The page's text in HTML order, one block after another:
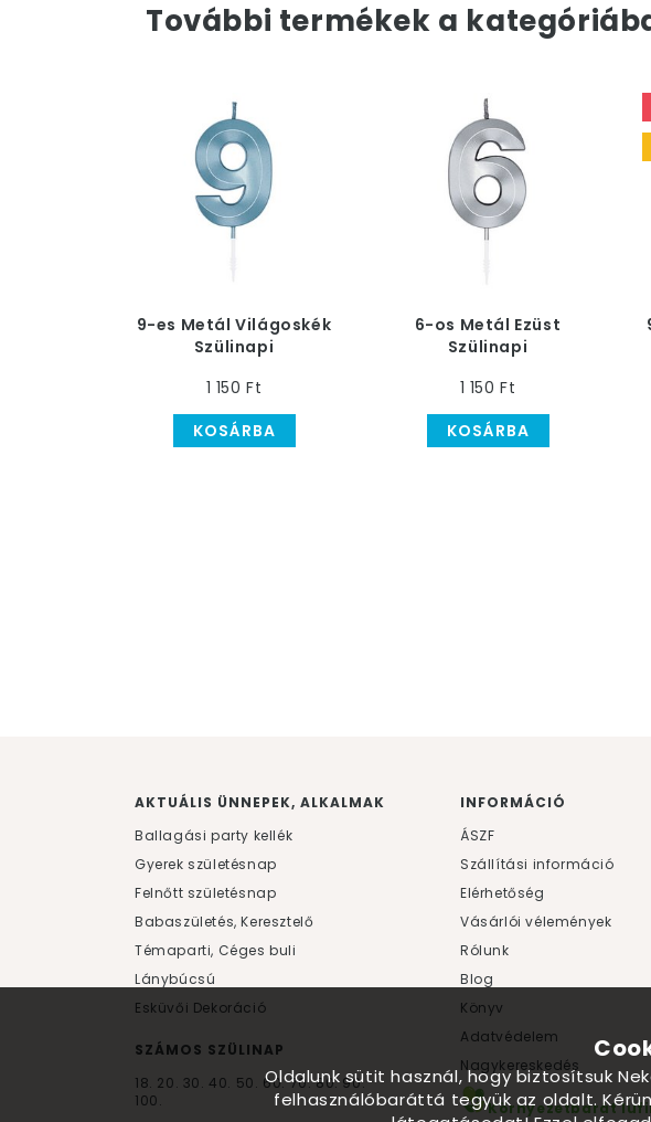
További termékek a
9-es Metál Világoskék
Szülinapi
1 150 Ft
KOSÁRBA
6-os Metál Ezüst
Szülinapi
1 150 Ft
KOSÁRBA
AKTUÁLIS ÜNNEPEK, ALKALMAK
Ballagási party kellék
Gyerek születésnap
Felnőtt születésnap
Babaszületés, Keresztelő
Témaparti, Céges buli
Lánybúcsú
Esküvői Dekoráció
SZÁMOS SZÜLINAP
18. 20. 30. 40. 50. 60.70.80.90.
100.
INFORMÁCIÓ
ÁSZF
Szállítási információ
Elérhetőség
Vásárlói vélemények
Rólunk
Blog
Könyv
Adatvédelem
Nagykereskedés
Környezetbarát
Oldalunk sütit használ, hogy biztosítsuk
felhasználóbaráttá tegyük az oldalt.